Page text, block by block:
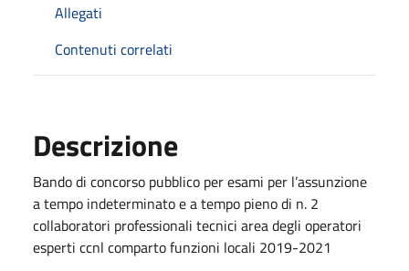
Allegati
Contenuti correlati
Descrizione
Bando di concorso pubblico per esami per l’assunzione
a tempo indeterminato e a tempo pieno di n. 2
collaboratori professionali tecnici area degli operatori
esperti ccnl comparto funzioni locali 2019-2021